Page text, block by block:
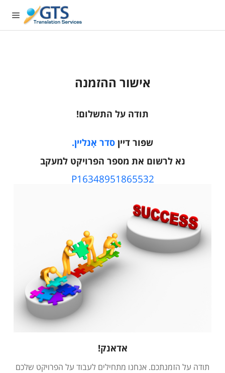
אישור ההזמנה
תודה על התשלום!
שפּור דיין סדר אָנליין.
נא לרשום את מספר הפרויקט למעקב
P16348951865532
אדאנק!
תודה על הזמנתכם. אנחנו מתחילים לעבוד על הפרויקט שלכם